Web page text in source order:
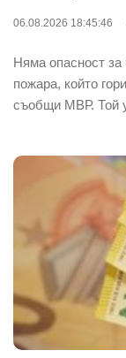
06.08.2026 18:45:46
Няма опасност
пожара, който
съобщи МВР. Той